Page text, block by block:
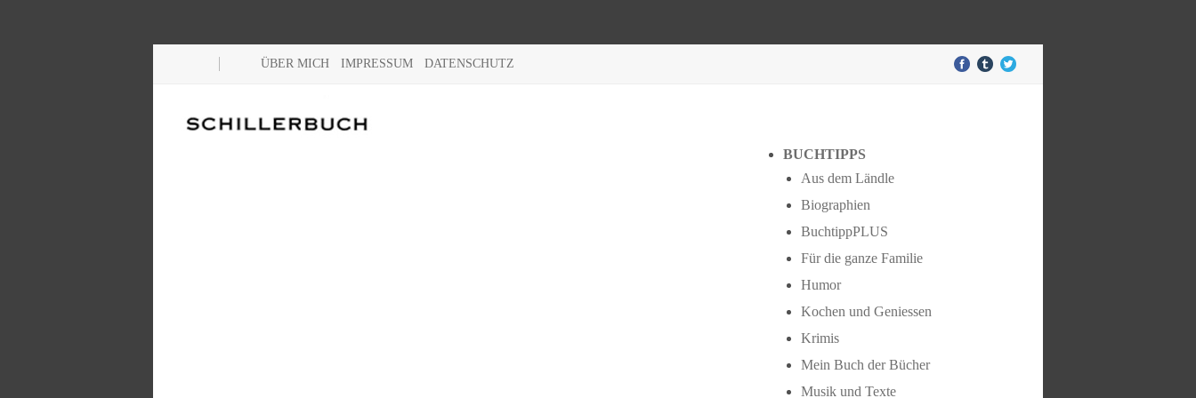
ÜBER MICH IMPRESSUM DATENSCHUTZ
BUCHTIPPS
Aus dem Ländle
Biographien
BuchtippPLUS
Für die ganze Familie
Humor
Kochen und Geniessen
Krimis
Mein Buch der Bücher
Musik und Texte